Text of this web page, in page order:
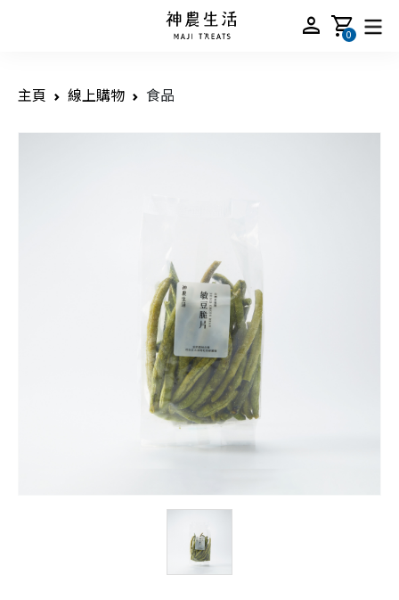
person shopping_cart
0
主頁 線上購物 食品